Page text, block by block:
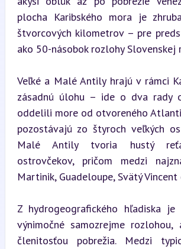
plocha Karibského mora je
štvorcových kilometrov – pre
ako 50-násobok rozlohy Slovenskej
Veľké a Malé Antily hrajú v rámci
zásadnú úlohu – ide o dva rady
oddelili more od otvoreného
pozostávajú zo štyroch veľkých
Malé Antily tvoria hustý
ostrovčekov, pričom medzi
Martinik, Guadeloupe, Svätý Vincent
Z hydrogeografického hľadiska je
výnimočné samozrejme
členitosťou pobrežia. Medzi